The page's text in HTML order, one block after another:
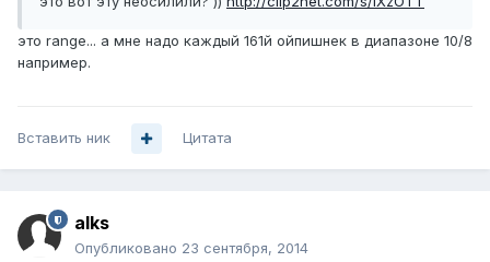
это range... а мне надо каждый 161й ойпишнек в диапазоне 10/8
например.
Вставить ник Цитата
alks
Опубликовано 23 сентября, 2014